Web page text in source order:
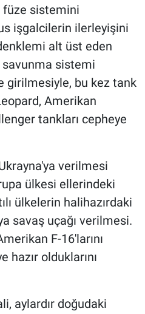
füze sistemini
işgalcilerin ilerleyişini
alt üst eden
savunma sistemi
girilmesiyle, bu kez tank
Amerikan
tankları cepheye
verilmesi
ülkesi ellerindeki
ülkelerin halihazırdaki
savaş uçağı verilmesi.
F-16'larını
hazır olduklarını
aylardır doğudaki